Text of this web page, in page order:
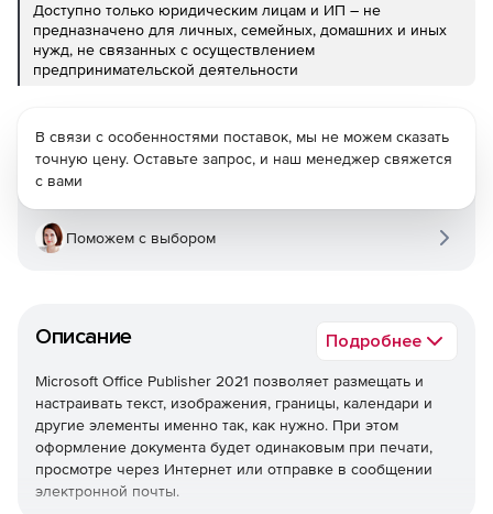
Доступно только юридическим лицам и ИП – не
предназначено для личных, семейных, домашних и иных
нужд, не связанных с осуществлением
предпринимательской деятельности
Описание Подробнее
Microsoft Office Publisher 2021 позволяет размещать и
настраивать текст, изображения, границы, календари и
другие элементы именно так, как нужно. При этом
оформление документа будет одинаковым при печати,
просмотре через Интернет или отправке в сообщении
электронной почты.
В связи с особенностями поставок, мы не можем сказать
точную цену. Оставьте запрос, и наш менеджер свяжется
с вами
Поможем с выбором